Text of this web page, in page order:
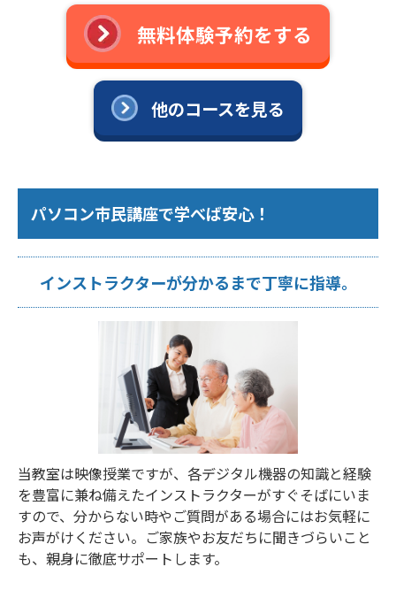
無料体験予約をする
他のコースを見る
パソコン市民講座で学べば安心！
インストラクターが分かるまで丁寧に指導。
当教室は映像授業ですが、各デジタル機器の知識と経験
を豊富に兼ね備えたインストラクターがすぐそばにいま
すので、分からない時やご質問がある場合にはお気軽に
お声がけください。ご家族やお友だちに聞きづらいこと
も、親身に徹底サポートします。